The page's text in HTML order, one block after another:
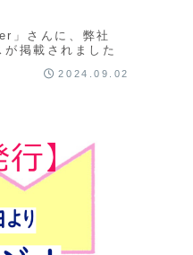
」さんに、弊社
が掲載されました
2024.09.02